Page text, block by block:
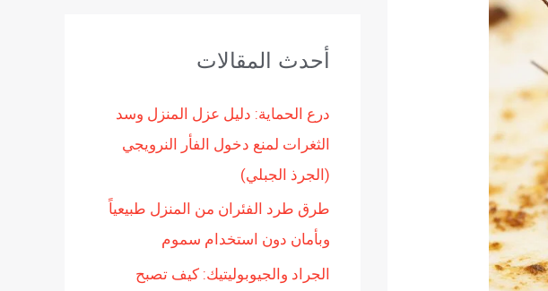
ث
ن
:
أحدث المقالات
درع الحماية: دليل عزل المنزل وسد
الثغرات لمنع دخول الفأر النرويجي
(الجرذ الجبلي)
طرق طرد الفئران من المنزل طبيعياً
وبأمان دون استخدام سموم
الجراد والجيوبوليتيك: كيف تصبح